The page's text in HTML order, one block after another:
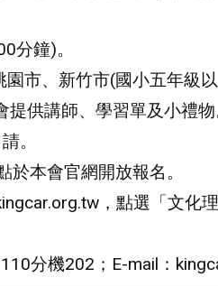
分鐘)。
市、新竹市(國小五年級
供講師、學習單及小禮
。
本會官網開放報名。
，點選「文化
分機202；E-mail：